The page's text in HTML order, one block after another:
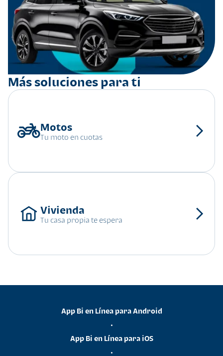
Más soluciones para ti
Tu moto en cuotas
Tu casa propia te espera
App Bi en Línea para Android
•
App Bi en Línea para iOS
•